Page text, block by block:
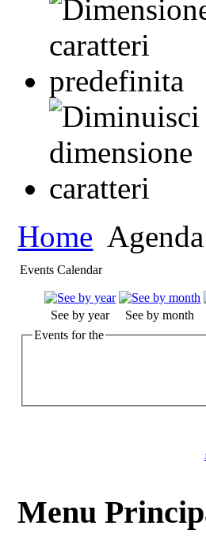
Home
Events Calendar
See by year See by month
Events for the
Menu